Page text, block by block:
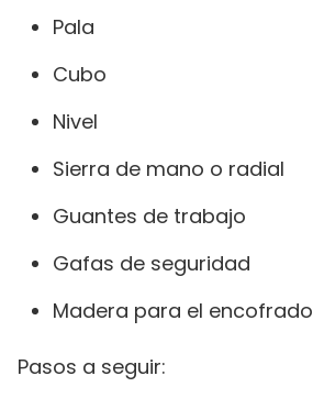
Pala
Cubo
Nivel
Sierra de mano o radial
Guantes de trabajo
Gafas de seguridad
Madera para el encofrado
Pasos a seguir: